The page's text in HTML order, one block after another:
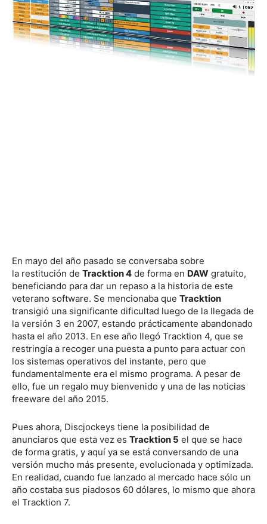
En mayo del año pasado se conversaba sobre
la restitución de Tracktion 4 de forma en DAW gratuito,
beneficiando para dar un repaso a la historia de este
veterano software. Se mencionaba que Tracktion
transigió una significante dificultad luego de la llegada de
la versión 3 en 2007, estando prácticamente abandonado
hasta el año 2013. En ese año llegó Tracktion 4, que se
restringía a recoger una puesta a punto para actuar con
los sistemas operativos del instante, pero que
fundamentalmente era el mismo programa. A pesar de
ello, fue un regalo muy bienvenido y una de las noticias
freeware del año 2015.
Pues ahora, Discjockeys tiene la posibilidad de
anunciaros que esta vez es Tracktion 5 el que se hace
de forma gratis, y aquí ya se está conversando de una
versión mucho más presente, evolucionada y optimizada.
En realidad, cuando fue lanzado al mercado hace sólo un
año costaba sus piadosos 60 dólares, lo mismo que ahora
el Tracktion 7.